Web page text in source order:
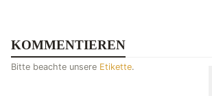
KOMMENTIEREN
Bitte beachte unsere Etikette.